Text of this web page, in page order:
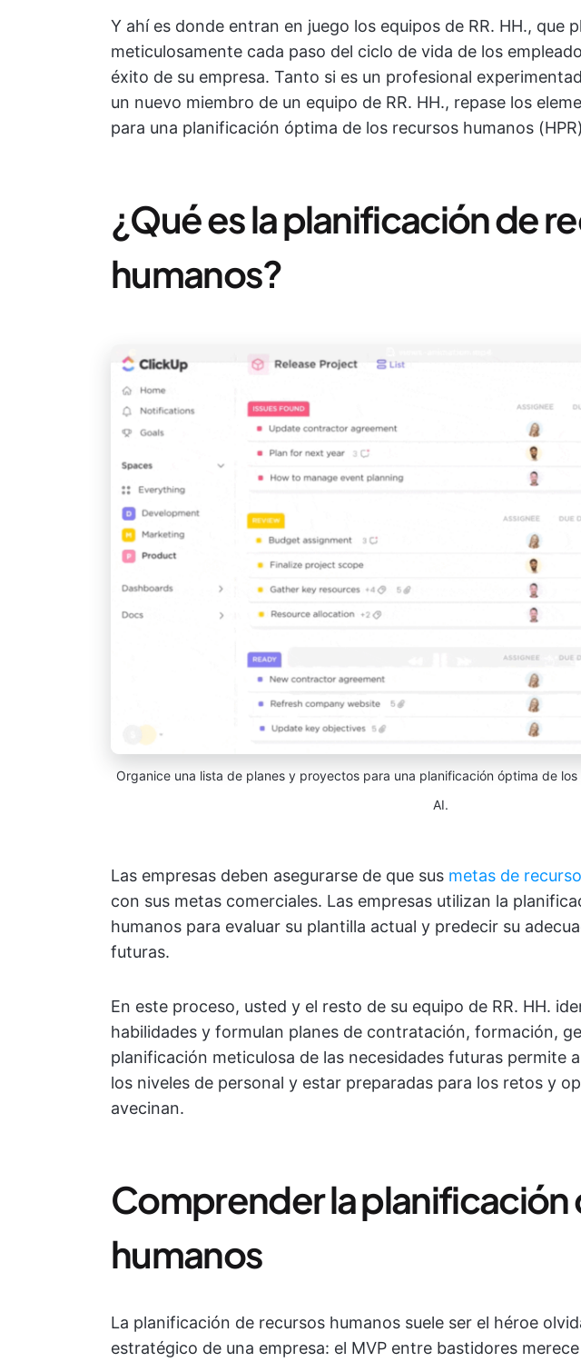
Y ahí es donde entran en juego los equipos de RR. HH., que
meticulosamente cada paso del ciclo de vida de los
éxito de su empresa. Tanto si es un profesional
un nuevo miembro de un equipo de RR. HH., repase los
para una planificación óptima de los recursos humanos
¿Qué es la planificación de
humanos?
Organice una lista de planes y proyectos para una planificación óptima de
AI.
Las empresas deben asegurarse de que sus metas de
con sus metas comerciales. Las empresas utilizan la
humanos para evaluar su plantilla actual y predecir su
futuras.
En este proceso, usted y el resto de su equipo de RR. HH.
habilidades y formulan planes de contratación, formación,
planificación meticulosa de las necesidades futuras permite
los niveles de personal y estar preparadas para los retos y
avecinan.
Comprender la planificación
humanos
La planificación de recursos humanos suele ser el héroe
estratégico de una empresa: el MVP entre bastidores